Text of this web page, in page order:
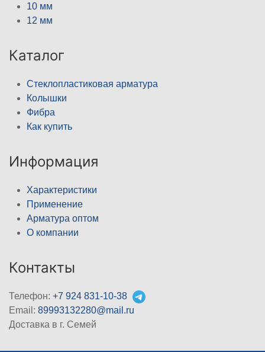
10 мм
12 мм
Каталог
Стеклопластиковая арматура
Колышки
Фибра
Как купить
Информация
Характеристики
Применение
Арматура оптом
О компании
Контакты
Телефон: +7 924 831-10-38
Email: 89993132280@mail.ru
Доставка в г. Семей